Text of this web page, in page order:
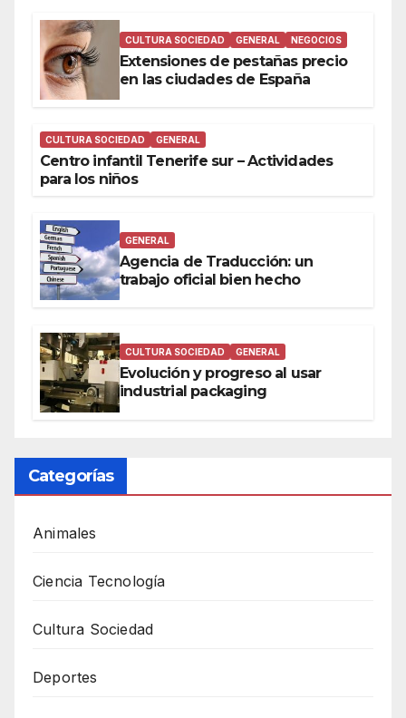
CULTURA SOCIEDAD GENERAL NEGOCIOS
Extensiones de pestañas precio
en las ciudades de España
CULTURA SOCIEDAD GENERAL
Centro infantil Tenerife sur – Actividades
para los niños
GENERAL
Agencia de Traducción: un
trabajo oficial bien hecho
CULTURA SOCIEDAD GENERAL
Evolución y progreso al usar
industrial packaging
Categorías
Animales
Ciencia Tecnología
Cultura Sociedad
Deportes